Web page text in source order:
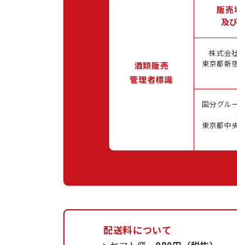
酒類販売
管理者標識
販売
及
株式会
東京都新
国分グル
東京都中
配送料について